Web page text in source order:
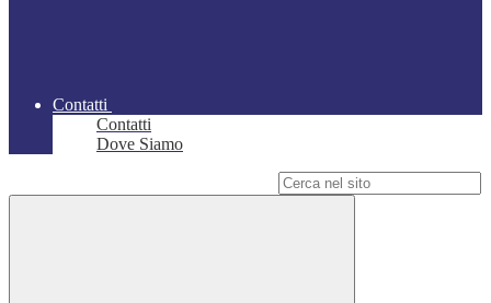
Contatti
Contatti
Dove Siamo